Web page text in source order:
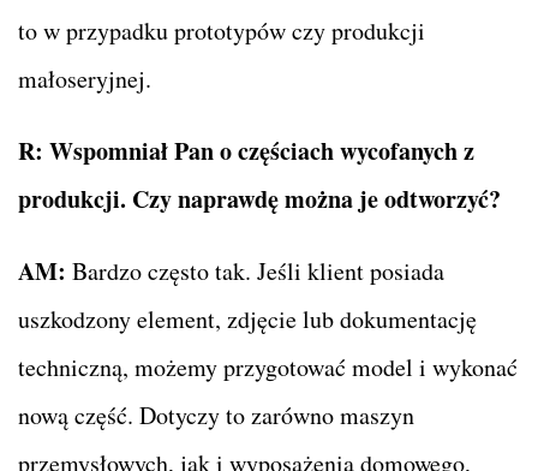
to w przypadku prototypów czy produkcji
małoseryjnej.
R: Wspomniał Pan o częściach wycofanych z
produkcji. Czy naprawdę można je odtworzyć?
AM: Bardzo często tak. Jeśli klient posiada
uszkodzony element, zdjęcie lub dokumentację
techniczną, możemy przygotować model i wykonać
nową część. Dotyczy to zarówno maszyn
przemysłowych, jak i wyposażenia domowego,